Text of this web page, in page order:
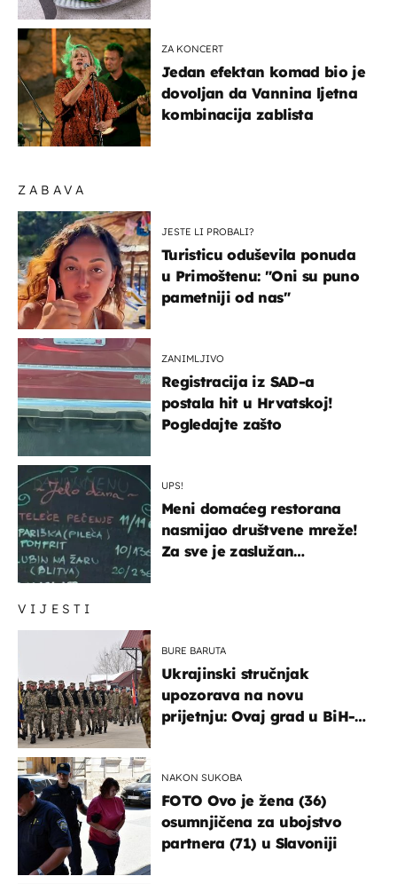
VIJESTI
BURE BARUTA
Ukrajinski stručnjak
upozorava na novu
prijetnju: Ovaj grad u BiH-u
NAKON SUKOBA
FOTO Ovo je žena (36)
osumnjičena za ubojstvo
partnera (71) u Slavoniji
ZABAVA
JESTE LI PROBALI?
Turisticu oduševila ponuda
u Primoštenu: "Oni su puno
pametniji od nas"
ZANIMLJIVO
Registracija iz SAD-a
postala hit u Hrvatskoj!
Pogledajte zašto
UPS!
Meni domaćeg restorana
nasmijao društvene mreže!
Za sve je zaslužan
ZA KONCERT
Jedan efektan komad bio je
dovoljan da Vannina ljetna
kombinacija zablista